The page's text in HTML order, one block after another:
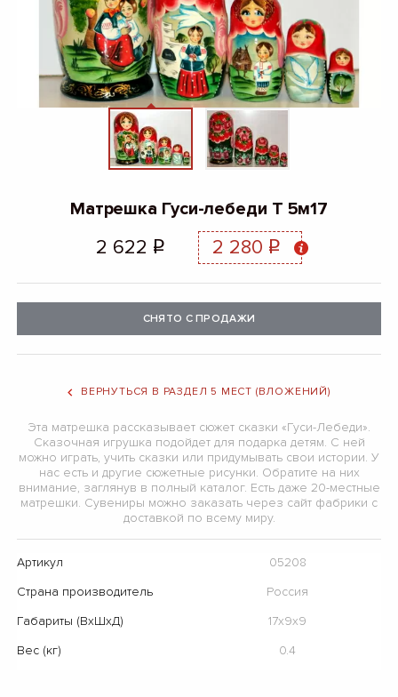
Матрешка Гуси-лебеди Т 5м17
2 622 q 2 280 q
СНЯТО С ПРОДАЖИ
ВЕРНУТЬСЯ В РАЗДЕЛ 5 МЕСТ (ВЛОЖЕНИЙ)
Эта матрешка рассказывает сюжет сказки «Гуси-Лебеди».
Сказочная игрушка подойдет для подарка детям. С ней
можно играть, учить сказки или придумывать свои истории. У
нас есть и другие сюжетные рисунки. Обратите на них
внимание, заглянув в полный каталог. Есть даже 20-местные
матрешки. Сувениры можно заказать через сайт фабрики с
доставкой по всему миру.
Артикул
05208
Страна производитель
Россия
Габариты (ВхШхД)
17х9х9
Вес (кг)
0.4